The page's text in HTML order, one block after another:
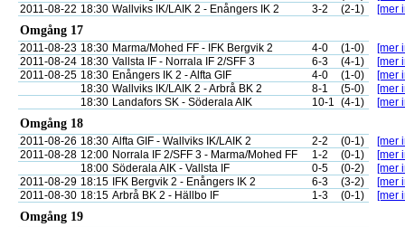
2011-08-22 18:30 Wallviks IK/LAIK 2 - Enångers IK 2 3-2 (2-1) [mer
Omgång 17
2011-08-23 18:30 Marma/Mohed FF - IFK Bergvik 2 4-0 (1-0)
[mer
2011-08-24 18:30 Vallsta IF - Norrala IF 2/SFF 3 6-3 (4-1)
[mer
2011-08-25 18:30 Enångers IK 2 - Alfta GIF 4-0 (1-0)
[mer
18:30 Wallviks IK/LAIK 2 - Arbrå BK 2 8-1 (5-0)
[mer
18:30 Landafors SK - Söderala AIK 10-1 (4-1) [mer
Omgång 18
2011-08-26 18:30 Alfta GIF - Wallviks IK/LAIK 2 2-2 (0-1)
[mer
2011-08-28 12:00 Norrala IF 2/SFF 3 - Marma/Mohed FF 1-2 (0-1)
[mer
18:00 Söderala AIK - Vallsta IF 0-5 (0-2)
[mer
2011-08-29 18:15 IFK Bergvik 2 - Enångers IK 2 6-3 (3-2)
[mer
2011-08-30 18:15 Arbrå BK 2 - Hällbo IF 1-3 (0-1) [mer
Omgång 19